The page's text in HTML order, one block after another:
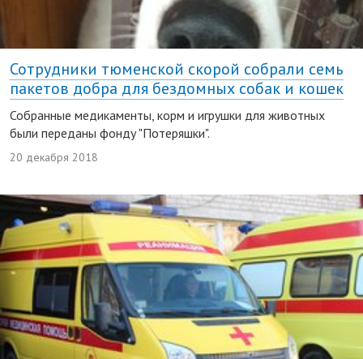
Сотрудники тюменской скорой собрали семь
пакетов добра для бездомных собак и кошек
Собранные медикаменты, корм и игрушки для животных
были переданы фонду "Потеряшки".
20 декабря 2018